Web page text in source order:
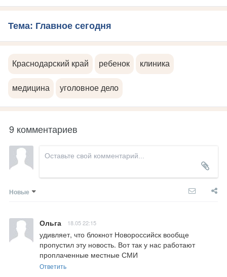
Тема: Главное сегодня
Краснодарский край ребенок клиника
медицина уголовное дело
9 комментариев
Новые
Ольга 18.05 22:15
удивляет, что блокнот Новороссийск вообще
пропустил эту новость. Вот так у нас работают
проплаченные местные СМИ
Ответить